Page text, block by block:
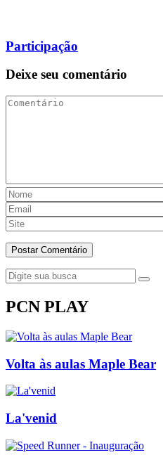
Participação
Deixe seu comentário
PCN PLAY
Volta às aulas Maple Bear
La'venid